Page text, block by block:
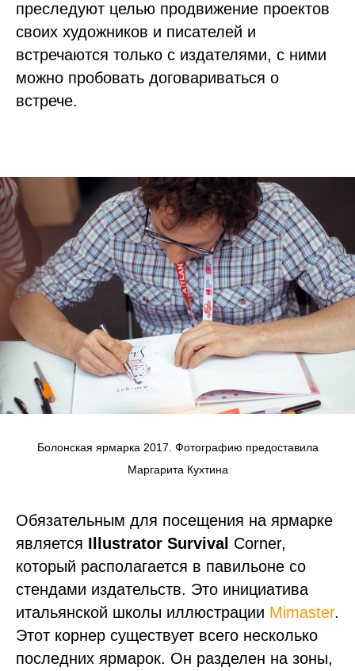
преследуют целью продвижение проектов
своих художников и писателей и
встречаются только с издателями, с ними
можно пробовать договариваться о
встрече.
Болонская ярмарка 2017. Фотографию предоставила
Маргарита Кухтина
Обязательным для посещения на ярмарке
является Illustrator Survival Corner,
который располагается в павильоне со
стендами издательств. Это инициатива
итальянской школы иллюстрации Mimaster.
Этот корнер существует всего несколько
последних ярмарок. Он разделен на зоны,